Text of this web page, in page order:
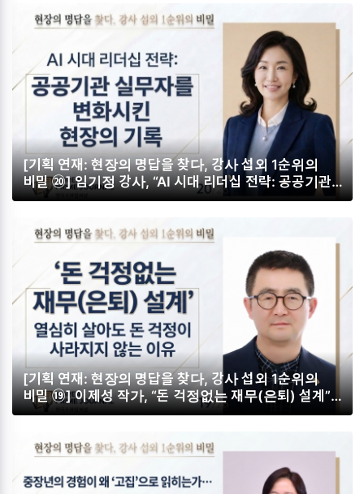
[기획 연재: 현장의 명답을 찾다, 강사 섭외 1순위의
비밀 ⑳] 임기정 강사, “AI 시대 리더십 전략: 공공기관
실무자를 변화시킨 현장의 기록” '도구'가 아닌 '내 책상
[기획 연재: 현장의 명답을 찾다, 강사 섭외 1순위의
비밀 ⑲] 이제성 작가, “돈 걱정없는 재무(은퇴) 설계”
열심히 살아도 돈 걱정이 사라지지 않는 이유… 욕망을
답이다”